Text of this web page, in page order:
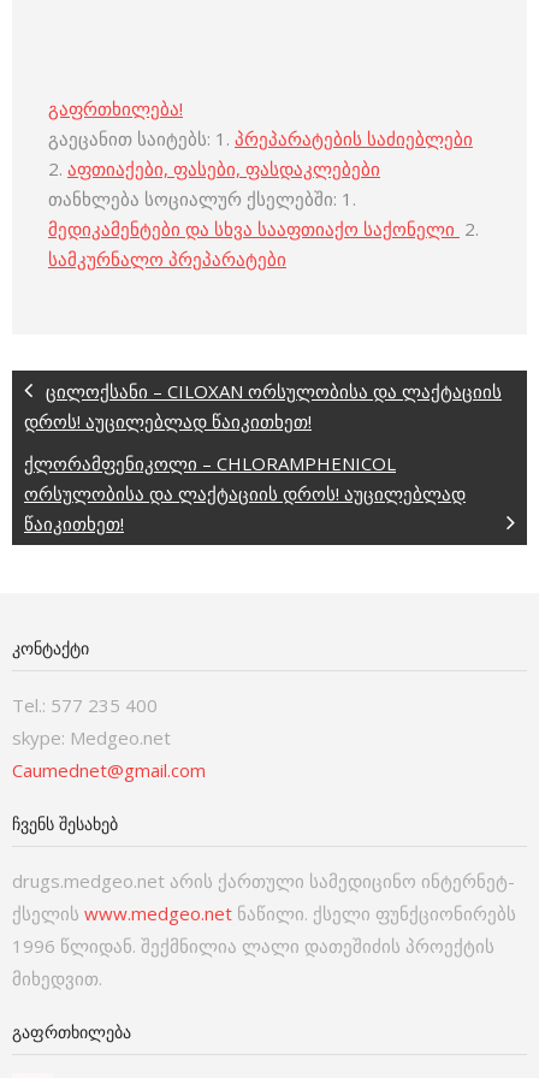
გაფრთხილება!
გაეცანით საიტებს: 1. პრეპარატების საძიებლები
2. აფთიაქები, ფასები, ფასდაკლებები
თანხლება სოციალურ ქსელებში: 1.
მედიკამენტები და სხვა სააფთიაქო საქონელი 2.
სამკურნალო პრეპარატები
ცილოქსანი – CILOXAN ორსულობისა და ლაქტაციის
დროს! აუცილებლად წაიკითხეთ!
ქლორამფენიკოლი – CHLORAMPHENICOL
ორსულობისა და ლაქტაციის დროს! აუცილებლად
წაიკითხეთ!
ᲙᲝᲜᲢᲐᲥᲢᲘ
Tel.: 577 235 400
skype: Medgeo.net
Caumednet@gmail.com
ᲩᲕᲔᲜᲡ ᲨᲔᲡᲐᲮᲔᲑ
drugs.medgeo.net არის ქართული სამედიცინო ინტერნეტ-
ქსელის www.medgeo.net ნაწილი. ქსელი ფუნქციონირებს
1996 წლიდან. შექმნილია ლალი დათეშიძის პროექტის
მიხედვით.
ᲒᲐᲤᲠᲗᲮᲘᲚᲔᲑᲐ